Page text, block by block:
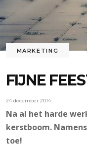
MARKETING
FIJNE
24 december 2014
Na al het harde
kerstboom.
toe!